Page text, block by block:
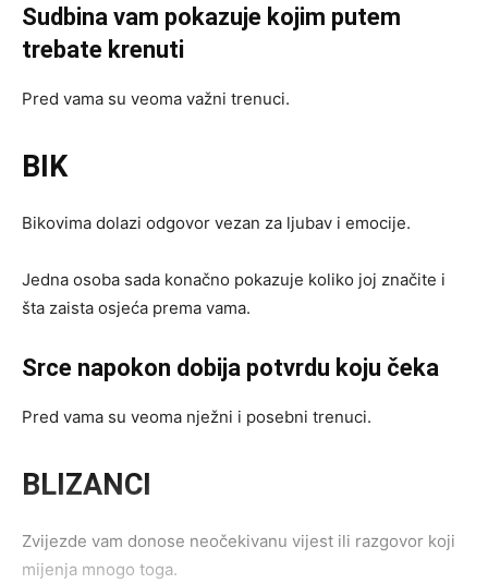
Sudbina vam pokazuje kojim putem
trebate krenuti
Pred vama su veoma važni trenuci.
BIK
Bikovima dolazi odgovor vezan za ljubav i emocije.
Jedna osoba sada konačno pokazuje koliko joj značite i
šta zaista osjeća prema vama.
Srce napokon dobija potvrdu koju čeka
Pred vama su veoma nježni i posebni trenuci.
BLIZANCI
Zvijezde vam donose neočekivanu vijest ili razgovor koji
mijenja mnogo toga.